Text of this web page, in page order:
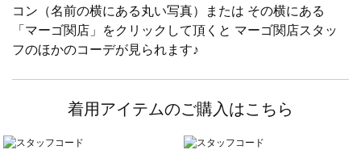
コン（名前の横にある丸い写真）または その横にある
「マーゴ関店」をクリックして頂くと マーゴ関店スタッ
フのほかのコーデが見られます♪
着用アイテムのご購入はこちら